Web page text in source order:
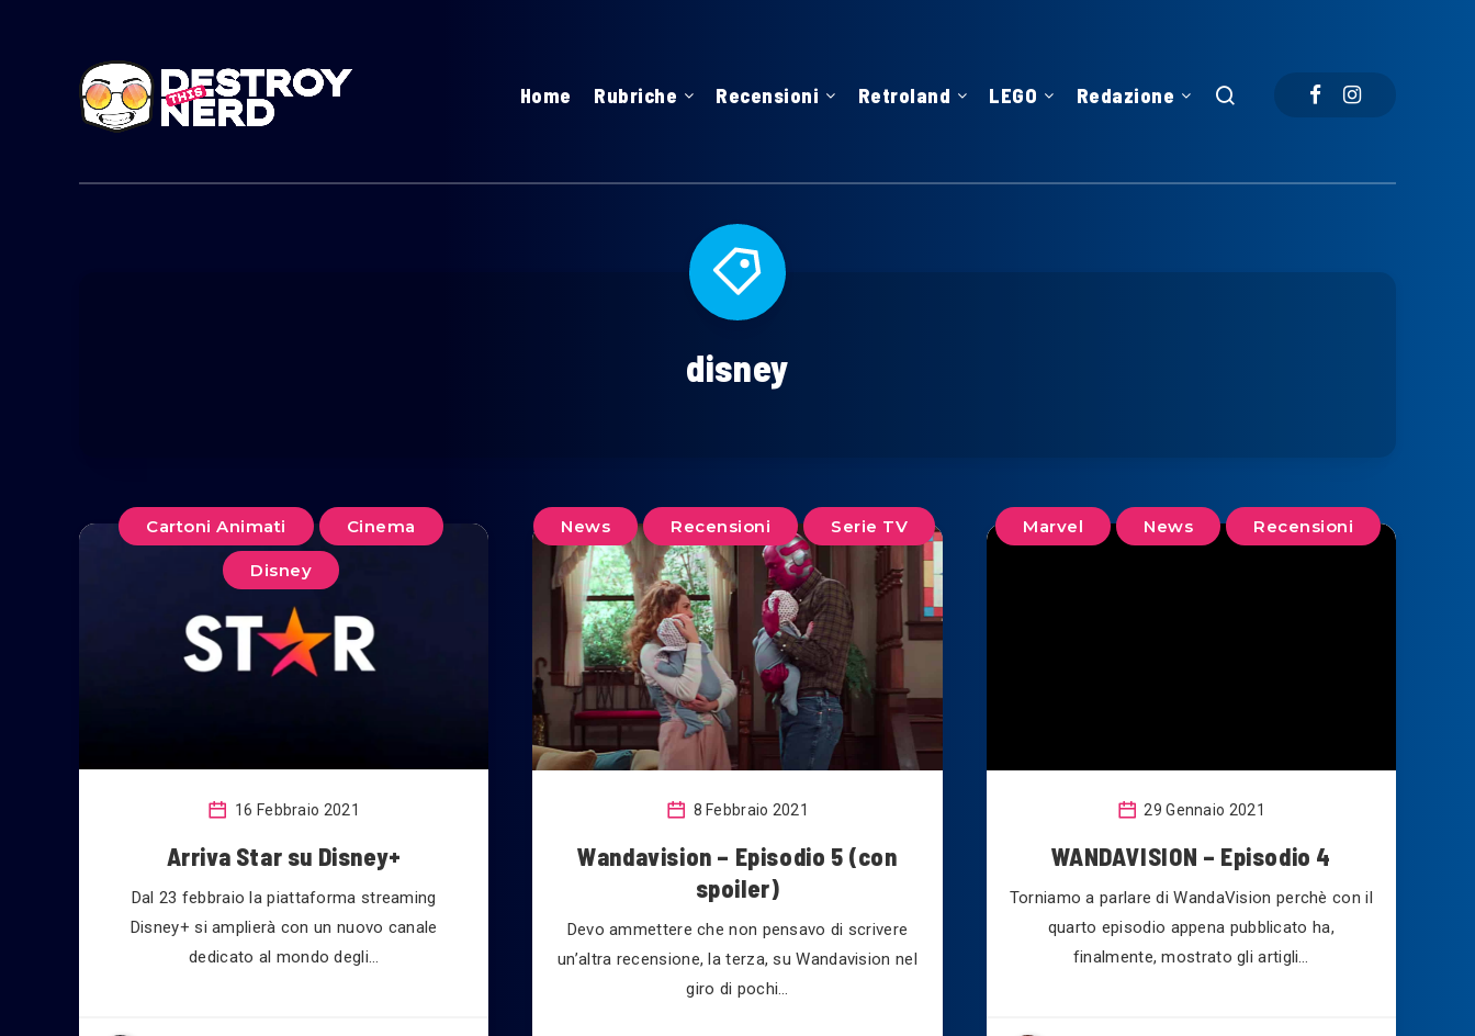
Home Rubriche Recensioni Retroland LEGO Redazione
disney
Cartoni Animati Cinema
Disney
16 Febbraio 2021
Arriva Star su Disney+
Dal 23 febbraio la piattaforma streaming
Disney+ si amplierà con un nuovo canale
dedicato al mondo degli…
News Recensioni Serie TV
8 Febbraio 2021
Wandavision – Episodio 5 (con
spoiler)
Devo ammettere che non pensavo di scrivere
un’altra recensione, la terza, su Wandavision nel
giro di pochi…
Marvel News Recensioni
29 Gennaio 2021
WANDAVISION – Episodio 4
Torniamo a parlare di WandaVision perchè con il
quarto episodio appena pubblicato ha,
finalmente, mostrato gli artigli…